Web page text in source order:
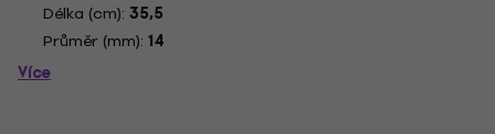
Délka (cm): 35,5
Průměr (mm): 14
Více